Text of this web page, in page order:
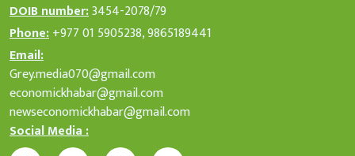
DOIB number:3454-2078/79
Phone:+977 01 5905238, 9865189441
Email:
Grey.media070@gmail.com
economickhabar@gmail.com
newseconomickhabar@gmail.com
Social Media :